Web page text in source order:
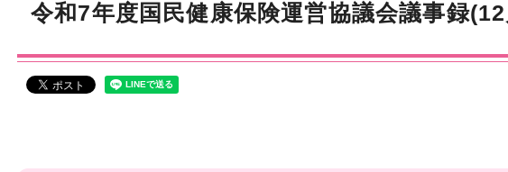
令和7年度国民健康保険運営協議会議事録